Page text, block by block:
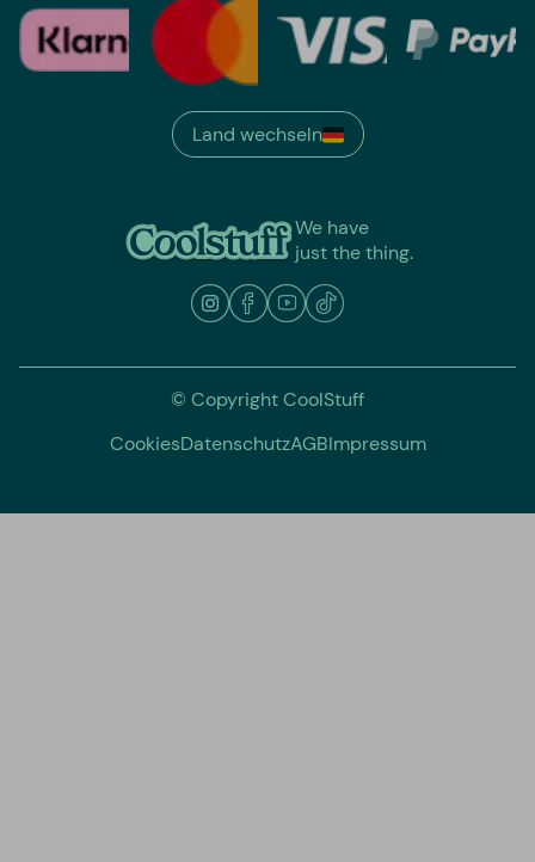
We have
just the thing.
Land wechseln
© Copyright CoolStuff
CookiesDatenschutzAGBImpressum